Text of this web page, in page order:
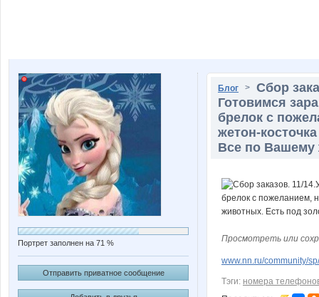
Портрет заполнен на 71 %
Отправить приватное сообщение
Блог > Сбор
Готовимся
брелок с
жетон-
Все по
Просмотреть или
www.nn.ru/community/
Тэги: номера